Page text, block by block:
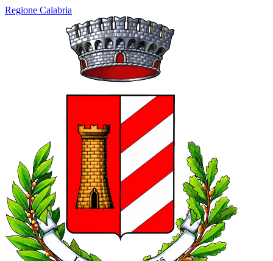
Regione Calabria